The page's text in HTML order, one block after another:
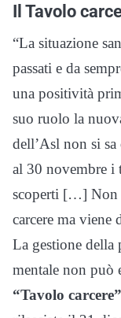
Il Tavolo
“La situazione
passati e da
una positività
suo ruolo la
dell’Asl non si
al 30 novembre i
scoperti […] Non
carcere ma
La gestione della
mentale non può
“Tavolo carcere”